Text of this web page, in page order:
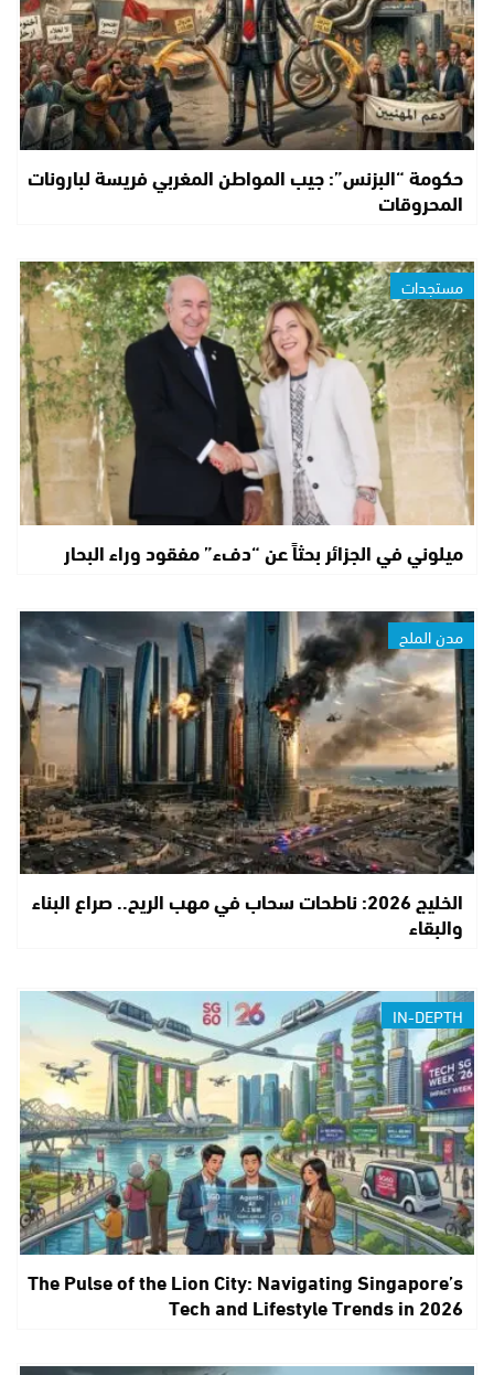
حكومة “البزنس”: جيب المواطن المغربي فريسة لبارونات
المحروقات
مستجدات
ميلوني في الجزائر بحثاً عن “دفء” مفقود وراء البحار
مدن الملح
الخليج 2026: ناطحات سحاب في مهب الريح.. صراع البناء
والبقاء
IN-DEPTH
The Pulse of the Lion City: Navigating Singapore’s
Tech and Lifestyle Trends in 2026